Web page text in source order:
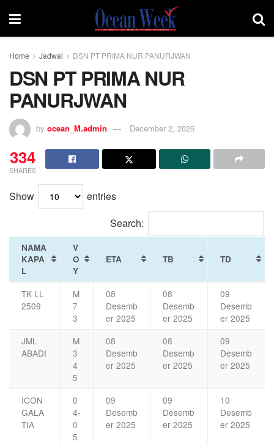
Home Jadwal DSN PT PRIMA NUR PANURJWAN
DSN PT PRIMA NUR
PANURJWAN
by ocean_M.admin December 2, 2025
334
SHARES
Show
entries
Search:
NAMA
KAPA
L
V
O
Y
ETA TB TD
TK LL
2509
M
7
3
08
Desemb
er 2025
08
Desemb
er 2025
09
Desemb
er 2025
JML
ABADI
M
3
4
5
08
Desemb
er 2025
08
Desemb
er 2025
09
Desemb
er 2025
ICON
GALA
TIA
0
4-
0
5
09
Desemb
er 2025
09
Desemb
er 2025
10
Desemb
er 2025